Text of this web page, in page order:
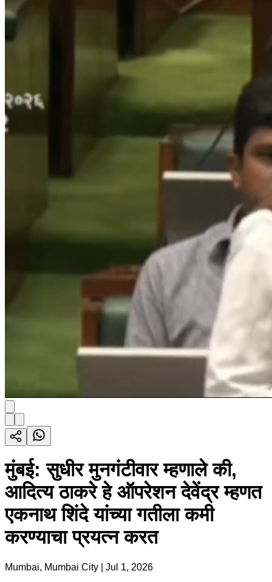
मुंबई: सुधीर मुनगंटीवार म्हणाले की,
आदित्य ठाकरे हे ऑपरेशन देवेंद्र म्हणत
एकनाथ शिंदे यांच्या गतीला कमी
करण्याचा प्रयत्न करत
Mumbai, Mumbai City Jul 1, 2026